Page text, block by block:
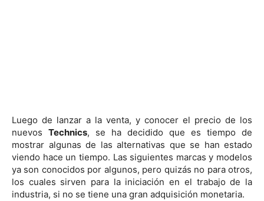
Luego de lanzar a la venta, y conocer el precio de los
nuevos Technics, se ha decidido que es tiempo de
mostrar algunas de las alternativas que se han estado
viendo hace un tiempo. Las siguientes marcas y modelos
ya son conocidos por algunos, pero quizás no para otros,
los cuales sirven para la iniciación en el trabajo de la
industria, si no se tiene una gran adquisición monetaria.